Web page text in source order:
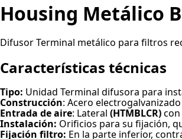
Housing Metálico
Difusor Terminal metálico para filtros
Características técnicas
Tipo: Unidad Terminal difusora para
Construcción: Acero
Entrada de aire: Lateral (HTMBLCR)
Instalación: Orificios para su fijación,
Fijación filtro: En la parte inferior,